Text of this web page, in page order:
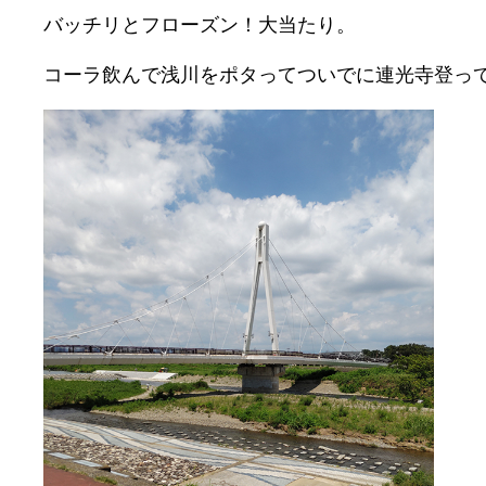
バッチリとフローズン！大当たり。
コーラ飲んで浅川をポタってついでに連光寺登っ